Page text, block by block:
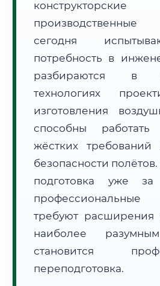
• Маршрут транзита:~1 910 км
📜 Документы и аккредитация
🔍 Нажмите на документ для
производственные
сегодня
потребность в
разбираются в
технологиях
изготовления
способны
жёстких требований
безопасности полётов.
подготовка уже
требуют расширения
наиболее
становится
переподготовка.